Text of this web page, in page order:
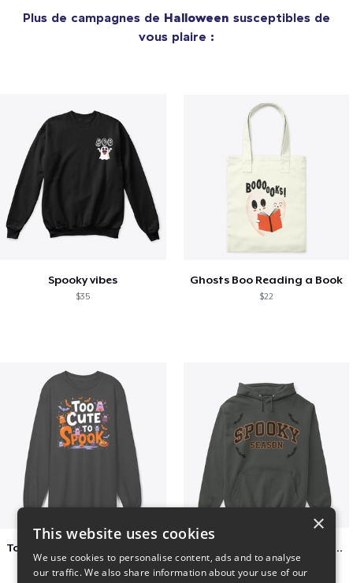
Plus de campagnes de Halloween susceptibles de
vous plaire :
Spooky vibes
$35
Ghosts Boo Reading a Book
$22
$37
Varsity Halloween Spooky Season Letter
$29
×
This website uses cookies
We use cookies to personalise content, ads and to analyse
our traffic. We also share information about your use of our